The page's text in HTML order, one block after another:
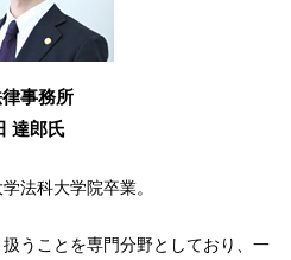
事務所
達郎氏
法科大学院卒業。
うことを専門分野としており、一